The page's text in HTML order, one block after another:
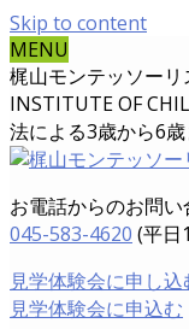
Skip to content
MENU
梶山モンテッソーリ
INSTITUTE OF
法による3歳から6歳
お電話からのお問
045-583-4620 (平日
見学体験会に申し込
見学体験会に申込む